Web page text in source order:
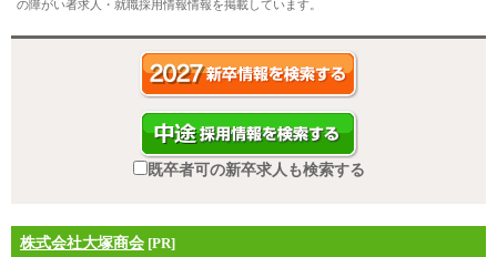
の障がい者求人・就職採用情報情報を掲載しています。
既卒者可の新卒求人も検索する
株式会社大塚商会 [PR]